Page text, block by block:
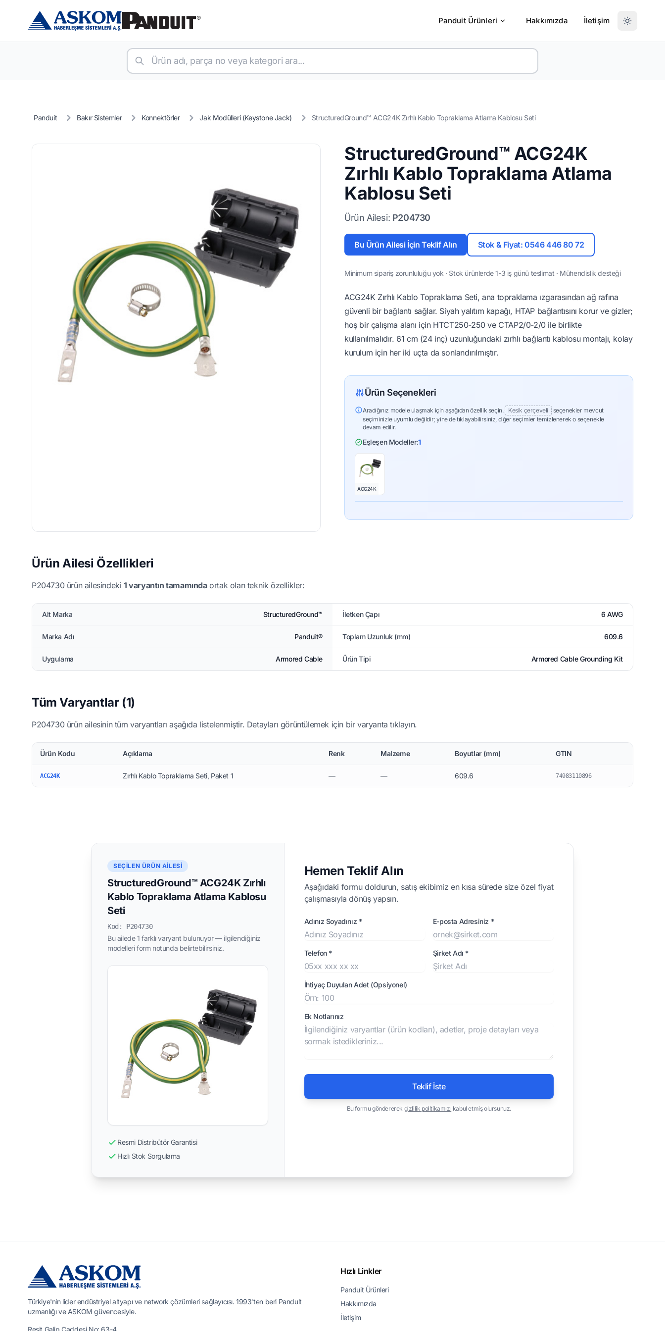
Panduit Ürünleri Hakkımızda İletişim
Panduit Bakır Sistemler Konnektörler Jak Modülleri (Keystone Jack) StructuredGround™ ACG24K Zırhlı Kablo Topraklama Atlama Kablosu Seti
StructuredGround™ ACG24K
Zırhlı Kablo Topraklama Atlama
Kablosu Seti
Ürün Ailesi: P204730
Bu Ürün Ailesi İçin Teklif Alın Stok & Fiyat: 0546 446 80 72
Minimum sipariş zorunluluğu yok · Stok ürünlerde 1-3 iş günü teslimat · Mühendislik desteği
ACG24K Zırhlı Kablo Topraklama Seti, ana topraklama ızgarasından ağ rafına
güvenli bir bağlantı sağlar. Siyah yalıtım kapağı, HTAP bağlantısını korur ve gizler;
hoş bir çalışma alanı için HTCT250-250 ve CTAP2/0-2/0 ile birlikte
kullanılmalıdır. 61 cm (24 inç) uzunluğundaki zırhlı bağlantı kablosu montajı, kolay
kurulum için her iki uçta da sonlandırılmıştır.
Ürün Seçenekleri
Aradığınız modele ulaşmak için aşağıdan özellik seçin. Kesik çerçeveli
seçenekler mevcut
seçiminizle uyumlu değildir; yine de tıklayabilirsiniz, diğer seçimler temizlenerek o seçenekle
devam edilir.
Eşleşen Modeller:1
ACG24K
Ürün Ailesi Özellikleri
P204730 ürün ailesindeki 1 varyantın tamamındaortak olan teknik özellikler:
Alt Marka StructuredGround™ İletken Çapı 6 AWG
Marka Adı Panduit® Toplam Uzunluk (mm) 609.6
Uygulama Armored Cable Ürün Tipi Armored Cable Grounding Kit
Tüm Varyantlar (1)
P204730 ürün ailesinin tüm varyantları aşağıda listelenmiştir. Detayları görüntülemek için bir varyanta tıklayın.
Ürün Kodu Açıklama Renk Malzeme Boyutlar (mm) GTIN
ACG24K Zırhlı Kablo Topraklama Seti, Paket 1 — — 609.6 74983110896
SEÇILEN ÜRÜN AILESI
StructuredGround™ ACG24K Zırhlı
Kablo Topraklama Atlama Kablosu
Seti
Kod: P204730
Bu ailede 1 farklı varyant bulunuyor — ilgilendiğiniz
modelleri form notunda belirtebilirsiniz.
Resmi Distribütör Garantisi
Hızlı Stok Sorgulama
Hemen Teklif Alın
Aşağıdaki formu doldurun, satış ekibimiz en kısa sürede size özel fiyat
çalışmasıyla dönüş yapsın.
Adınız Soyadınız * E-posta Adresiniz *
Telefon * Şirket Adı *
İhtiyaç Duyulan Adet (Opsiyonel)
Ek Notlarınız
Teklif İste
Bu formu göndererek gizlilik politikamızı kabul etmiş olursunuz.
Türkiye'nin lider endüstriyel altyapı ve network çözümleri sağlayıcısı. 1993'ten beri Panduit
uzmanlığı ve ASKOM güvencesiyle.
Hızlı Linkler
Panduit Ürünleri
Hakkımızda
İletişim